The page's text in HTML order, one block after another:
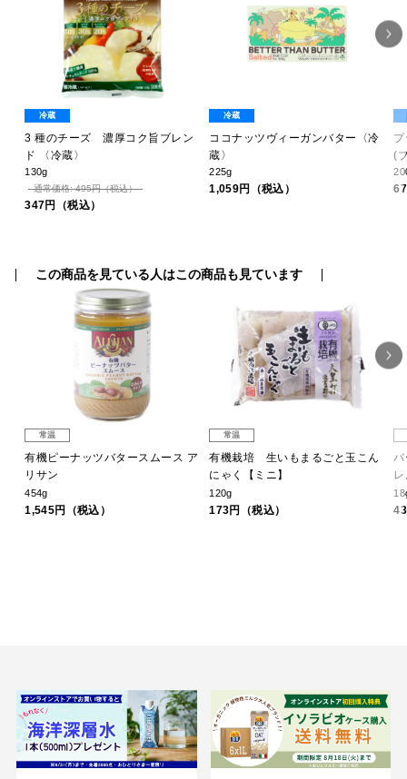
冷蔵
3 種のチーズ 濃厚コク旨ブレン
ド 〈冷蔵〉
130g
通常価格: 495円（税込）
347円（税込）
冷蔵
ココナッツヴィーガンバター〈冷
蔵〉
225g
1,059円（税込）
(
この商品を見ている人はこの商品も見ています
常温
有機ピーナッツバタースムース ア
リサン
454g
1,545円（税込）
常温
有機栽培 生いもまるごと玉こん
にゃく【ミニ】
120g
173円（税込）